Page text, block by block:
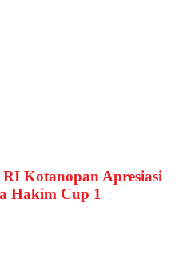
Kotanopan Apresiasi
Hakim Cup 1